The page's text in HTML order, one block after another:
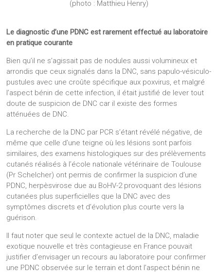
(photo : Matthieu Henry)
Le diagnostic d’une PDNC est rarement effectué au laboratoire
en pratique courante
Bien qu’il ne s’agissait pas de nodules aussi volumineux et
arrondis que ceux signalés dans la DNC, sans papulo-vésiculo-
pustules avec une croûte spécifique aux poxvirus, et malgré
l’aspect bénin de cette infection, il était justifié de lever tout
doute de suspicion de DNC car il existe des formes
atténuées de DNC.
La recherche de la DNC par PCR s’étant révélé négative, de
même que celle d’une teigne où les lésions sont parfois
similaires, des examens histologiques sur des prélèvements
cutanés réalisés à l’école nationale vétérinaire de Toulouse
(Pr Schelcher) ont permis de confirmer la suspicion d’une
PDNC, herpèsvirose due au BoHV-2 provoquant des lésions
cutanées plus superficielles que la DNC avec des
symptômes discrets et d’évolution plus courte vers la
guérison.
Il faut noter que seul le contexte actuel de la DNC, maladie
exotique nouvelle et très contagieuse en France pouvait
justifier d’envisager un recours au laboratoire pour confirmer
une PDNC observée sur le terrain et dont l’aspect bénin ne